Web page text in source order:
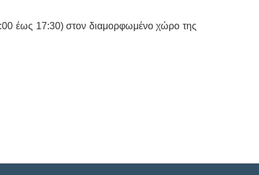
έως 17:30) στον διαμορφωμένο χώρο της